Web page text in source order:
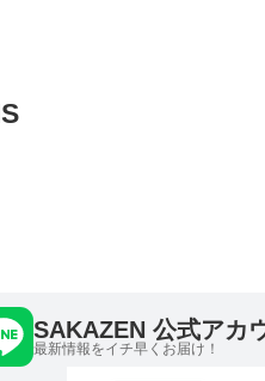
SAKAZEN 公式アカ
最新情報をイチ早くお届け！